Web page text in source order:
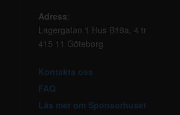
Adress:
Lagergatan 1 Hus B19a, 4 tr
415 11 Göteborg
Kontakta oss
FAQ
Läs mer om Sponsorhuset